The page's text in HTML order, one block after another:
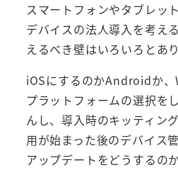
スマートフォンやタブレッ
デバイスの法人導入を考え
えるべき壁はいろいろとあり
iOSにするのかAndroidか
プラットフォームの選択を
んし、導入時のキッティン
用が始まった後のデバイス
アップデートをどうするの